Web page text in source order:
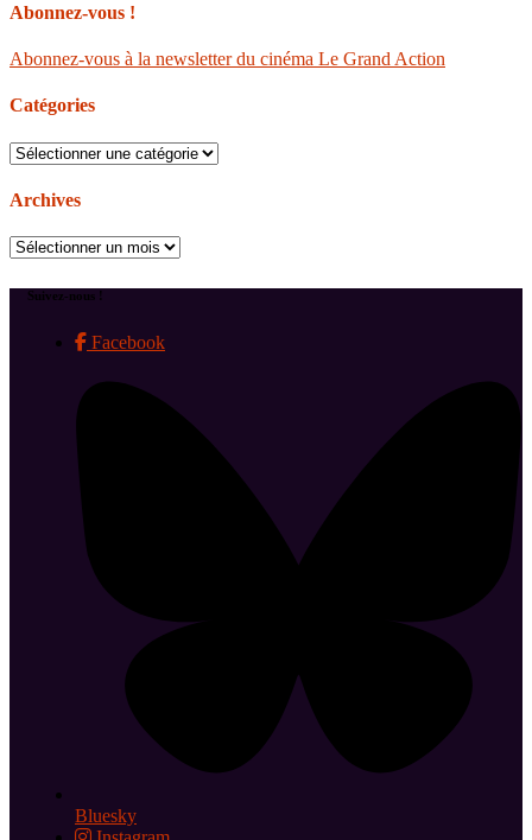
Abonnez-vous !
Abonnez-vous à la newsletter du cinéma Le Grand Action
Catégories
Catégories
Archives
Archives
Suivez-nous !
Facebook
Bluesky